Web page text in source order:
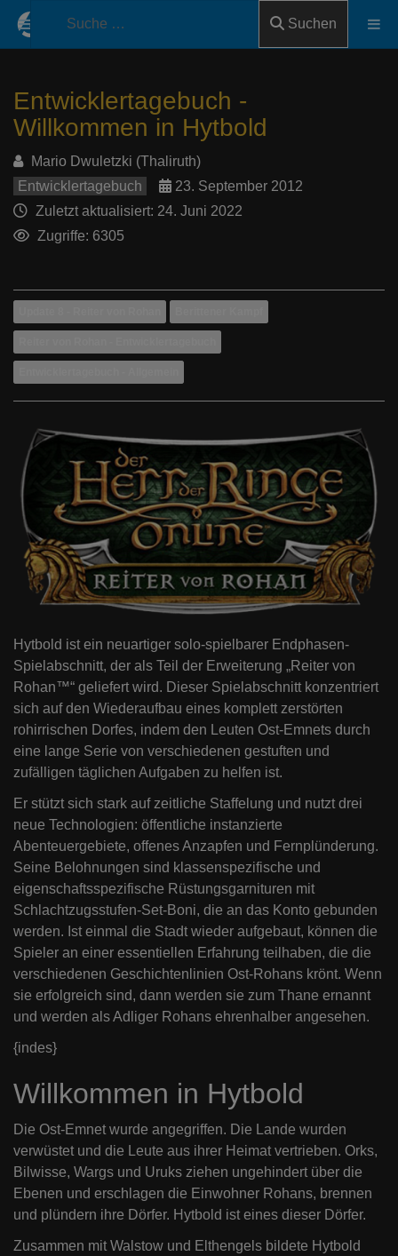
Suchen
Entwicklertagebuch -
Willkommen in Hytbold
Mario Dwuletzki (Thaliruth)
Entwicklertagebuch
23. September 2012
Zuletzt aktualisiert: 24. Juni 2022
Zugriffe: 6305
Hytbold ist ein neuartiger solo-spielbarer Endphasen-
Spielabschnitt, der als Teil der Erweiterung „Reiter von
Rohan™“ geliefert wird. Dieser Spielabschnitt konzentriert
sich auf den Wiederaufbau eines komplett zerstörten
rohirrischen Dorfes, indem den Leuten Ost-Emnets durch
eine lange Serie von verschiedenen gestuften und
zufälligen täglichen Aufgaben zu helfen ist.
Er stützt sich stark auf zeitliche Staffelung und nutzt drei
neue Technologien: öffentliche instanzierte
Abenteuergebiete, offenes Anzapfen und Fernplünderung.
Seine Belohnungen sind klassenspezifische und
eigenschaftsspezifische Rüstungsgarnituren mit
Schlachtzugsstufen-Set-Boni, die an das Konto gebunden
werden. Ist einmal die Stadt wieder aufgebaut, können die
Spieler an einer essentiellen Erfahrung teilhaben, die die
verschiedenen Geschichtenlinien Ost-Rohans krönt. Wenn
sie erfolgreich sind, dann werden sie zum Thane ernannt
und werden als Adliger Rohans ehrenhalber angesehen.
{indes}
Willkommen in Hytbold
Die Ost-Emnet wurde angegriffen. Die Lande wurden
verwüstet und die Leute aus ihrer Heimat vertrieben. Orks,
Bilwisse, Wargs und Uruks ziehen ungehindert über die
Ebenen und erschlagen die Einwohner Rohans, brennen
und plündern ihre Dörfer. Hytbold ist eines dieser Dörfer.
Zusammen mit Walstow und Elthengels bildete Hytbold